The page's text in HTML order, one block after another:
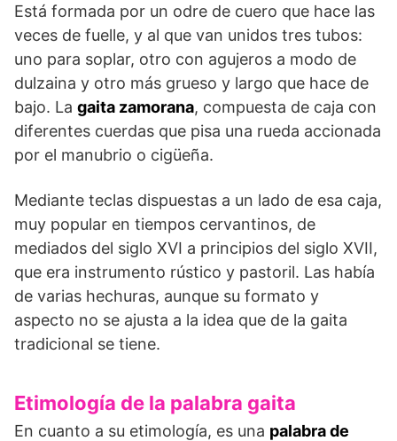
Está formada por un odre de cuero que hace las
veces de fuelle, y al que van unidos tres tubos:
uno para soplar, otro con agujeros a modo de
dulzaina y otro más grueso y largo que hace de
bajo. La gaita zamorana, compuesta de caja con
diferentes cuerdas que pisa una rueda accionada
por el manubrio o cigüeña.
Mediante teclas dispuestas a un lado de esa caja,
muy popular en tiempos cervantinos, de
mediados del siglo XVI a principios del siglo XVII,
que era instrumento rústico y pastoril. Las había
de varias hechuras, aunque su formato y
aspecto no se ajusta a la idea que de la gaita
tradicional se tiene.
Etimología de la palabra gaita
En cuanto a su etimología, es una palabra de